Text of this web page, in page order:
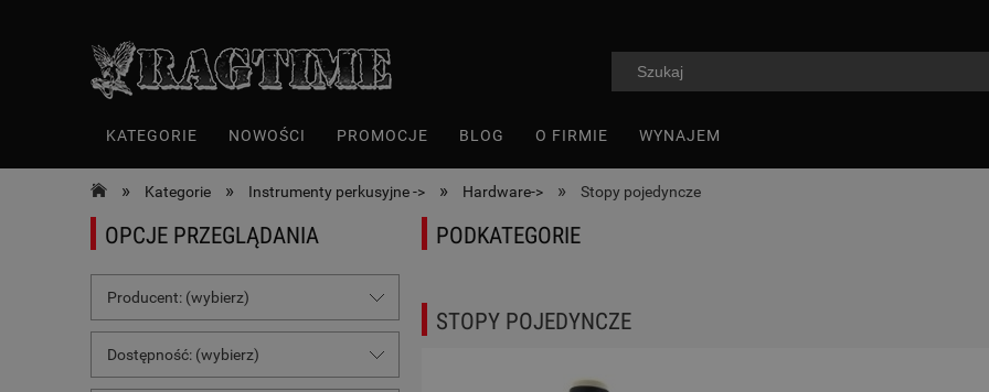
KATEGORIE NOWOŚCI PROMOCJE BLOG O FIRMIE WYNAJEM
» Kategorie » Instrumenty perkusyjne -> » Hardware-> » Stopy pojedyncze
OPCJE PRZEGLĄDANIA
Producent: (wybierz)
Dostępność: (wybierz)
PODKATEGORIE
STOPY POJEDYNCZE